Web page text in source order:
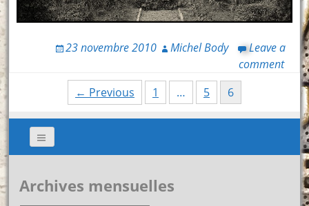
23 novembre 2010 Michel Body
Leave a
comment
Posts
navigation
← Previous 1 … 5 6
Archives mensuelles